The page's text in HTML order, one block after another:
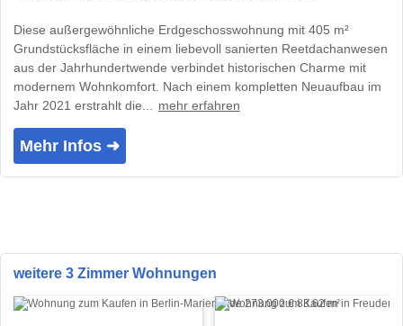
Diese außergewöhnliche Erdgeschosswohnung mit 405 m²
Grundstücksfläche in einem liebevoll sanierten Reetdachanwesen
aus der Jahrhundertwende verbindet historischen Charme mit
modernem Wohnkomfort. Nach einem kompletten Neuaufbau im
Jahr 2021 erstrahlt die...
mehr erfahren
Mehr Infos ➜
weitere 3 Zimmer Wohnungen